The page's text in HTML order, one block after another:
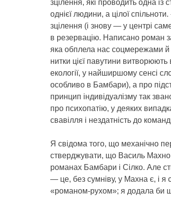
зцілення, які проводить одна
однієї людини, а цілої
зцілення (і знову — у центрі
в резервацію. Написано роман
яка обплела нас соцмережами й
нитки цієї павутини
екології, у найширшому сенсі
особливо в Бамбари), а про
принцип індивідуалізму так
про психопатію, у деяких
свавілля і нездатність до
Я свідома того, що механічно
стверджувати, що Василь Махно
романах Бамбари і Сілко. Але
— це, без сумніву, у Махна є, і я
«романом-рухом»; я додала би